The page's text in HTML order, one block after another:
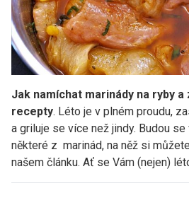
Jak namíchat marinády na ryby a
recepty. Léto je v plném proudu,
a griluje se více než jindy. Budou
některé z marinád, na něž si
našem článku. Ať se Vám (nejen)